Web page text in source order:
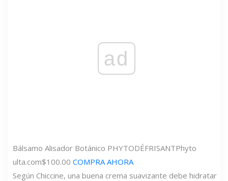
ad
Bálsamo Alisador Botánico PHYTODÉFRISANTPhyto
ulta.com$100.00 COMPRA AHORA
Según Chiccine, una buena crema suavizante debe hidratar